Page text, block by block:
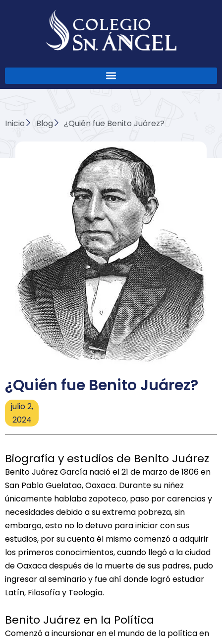
Inicio Blog ¿Quién fue Benito Juárez?
¿Quién fue Benito Juárez?
julio 2,
2024
Biografía y estudios de Benito Juárez
Benito Juárez García nació el 21 de marzo de 1806 en
San Pablo Guelatao, Oaxaca. Durante su niñez
únicamente hablaba zapoteco, paso por carencias y
necesidades debido a su extrema pobreza, sin
embargo, esto no lo detuvo para iniciar con sus
estudios, por su cuenta él mismo comenzó a adquirir
los primeros conocimientos, cuando llegó a la ciudad
de Oaxaca después de la muerte de sus padres, pudo
ingresar al seminario y fue ahí donde logró estudiar
Latín, Filosofía y Teología.
Benito Juárez en la Política
Comenzó a incursionar en el mundo de la política en